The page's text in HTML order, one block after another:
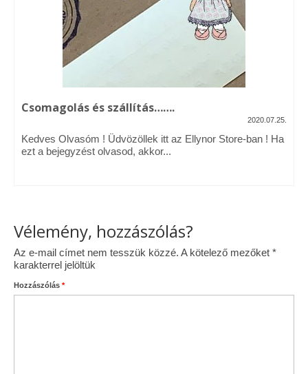
Vásárok, ahol velem is találkozhattál…
Alapanyagok, kellékek
Ellynor története
Adatkezelési tájékoztató
Csomagolás és szállítás…….
2020.07.25.
Kedves Olvasóm ! Üdvözöllek itt az Ellynor Store-ban ! Ha
ezt a bejegyzést olvasod, akkor...
Vélemény, hozzászólás?
Az e-mail címet nem tesszük közzé. A kötelező mezőket *
karakterrel jelöltük
Hozzászólás *